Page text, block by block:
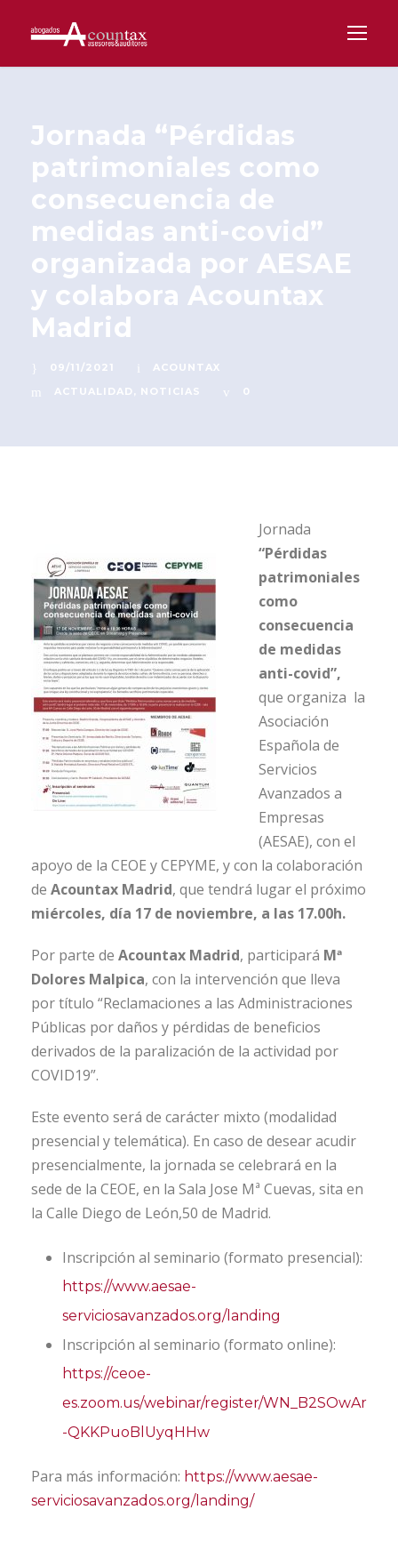
Jornada “Pérdidas
patrimoniales como
consecuencia de
medidas anti-covid”
organizada por AESAE
y colabora Acountax
Madrid
09/11/2021
ACOUNTAX
ACTUALIDAD , NOTICIAS 0
Jornada
“Pérdidas
patrimoniales
como
consecuencia
de medidas
anti-covid”,
que organiza la
Asociación
Española de
Servicios
Avanzados a
Empresas
(AESAE), con el
apoyo de la CEOE y CEPYME, y con la colaboración
de Acountax Madrid, que tendrá lugar el próximo
miércoles, día 17 de noviembre, a las 17.00h.
Por parte de Acountax Madrid, participará Mª
Dolores Malpica, con la intervención que lleva
por título “Reclamaciones a las Administraciones
Públicas por daños y pérdidas de beneficios
derivados de la paralización de la actividad por
COVID19”.
Este evento será de carácter mixto (modalidad
presencial y telemática). En caso de desear acudir
presencialmente, la jornada se celebrará en la
sede de la CEOE, en la Sala Jose Mª Cuevas, sita en
la Calle Diego de León,50 de Madrid.
Inscripción al seminario (formato presencial):
https://www.aesae-
serviciosavanzados.org/landing
Inscripción al seminario (formato online):
https://ceoe-
es.zoom.us/webinar/register/WN_B2SOwAr
-QKKPuoBlUyqHHw
Para más información: https://www.aesae-
serviciosavanzados.org/landing/